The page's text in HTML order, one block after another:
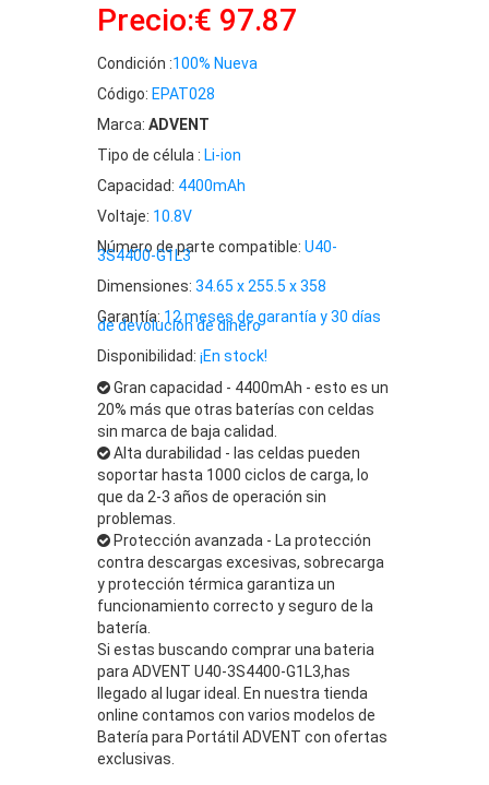
Precio:€ 97.87
Condición :100% Nueva
Código: EPAT028
Marca: ADVENT
Tipo de célula : Li-ion
Capacidad: 4400mAh
Voltaje: 10.8V
Número de parte compatible: U40-
3S4400-G1L3
Dimensiones: 34.65 x 255.5 x 358
Garantía: 12 meses de garantía y 30 días
de devolución de dinero
Disponibilidad: ¡En stock!
Gran capacidad - 4400mAh - esto es un
20% más que otras baterías con celdas
sin marca de baja calidad.
Alta durabilidad - las celdas pueden
soportar hasta 1000 ciclos de carga, lo
que da 2-3 años de operación sin
problemas.
Protección avanzada - La protección
contra descargas excesivas, sobrecarga
y protección térmica garantiza un
funcionamiento correcto y seguro de la
batería.
Si estas buscando comprar una bateria
para ADVENT U40-3S4400-G1L3,has
llegado al lugar ideal. En nuestra tienda
online contamos con varios modelos de
Batería para Portátil ADVENT con ofertas
exclusivas.